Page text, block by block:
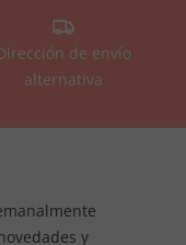
de envío
alternativa
y